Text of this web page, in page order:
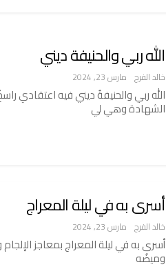
الله ربي والحنيفة ديني
خالد الفرج مارس 23, 2024
الله ربي والحنيفةُ ديني فيه اعتقادي
الشهادة وهي لي
أسرى به في ليلة المعراج
خالد الفرج مارس 23, 2024
أسرى به في ليلة المعراج بمعاجز
وميضُه